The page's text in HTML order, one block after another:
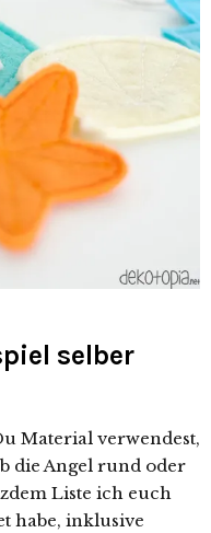
selber
Material verwendest,
die Angel rund oder
Liste ich euch
habe, inklusive